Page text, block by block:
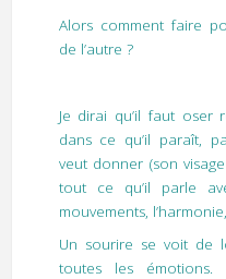
Alors comment faire
de l’autre ?
Je dirai qu’il faut oser
dans ce qu’il paraît,
veut donner (son
tout ce qu’il parle
mouvements,
Un sourire se voit de
toutes les